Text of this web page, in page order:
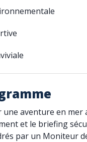
une aventure en mer
et le briefing
par un Moniteur